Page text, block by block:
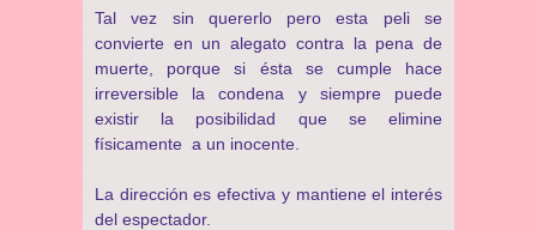
Tal vez sin quererlo pero esta peli se
convierte en un alegato contra la pena de
muerte, porque si ésta se cumple hace
irreversible la condena y siempre puede
existir la posibilidad que se elimine
físicamente a un inocente.
La dirección es efectiva y mantiene el interés
del espectador.